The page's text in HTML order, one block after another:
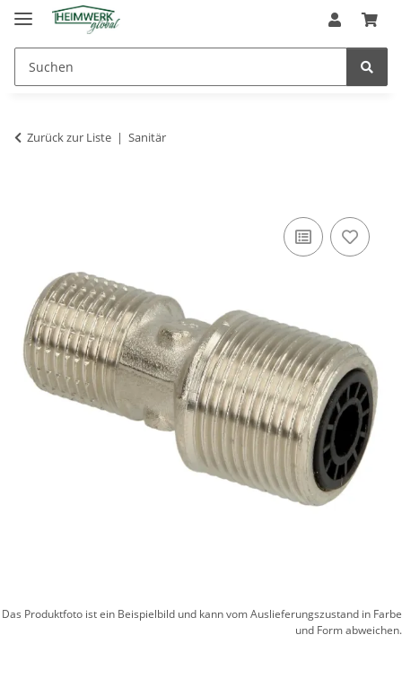
Zurück zur Liste Sanitär
Das Produktfoto ist ein Beispielbild und kann vom Auslieferungszustand in Farbe
und Form abweichen.